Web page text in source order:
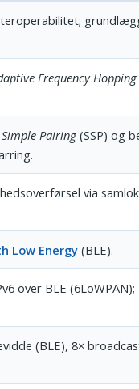
Frequency Hopping
Simple Pairing(SSP) og
via
Low Energy (BLE).
over BLE (6LoWPAN);
(BLE), 8×